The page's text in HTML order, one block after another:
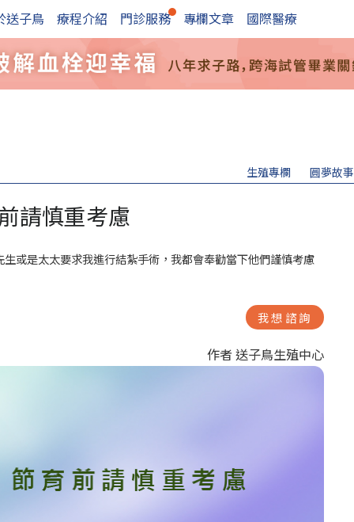
送子鳥 療程介紹 門診服務 專欄文章 國際醫療
生殖專欄 圓夢故事
請慎重考慮
或是太太要求我進行結紮手術，我都會奉勸當下他們謹慎考慮
我想諮詢
作者 送子鳥生殖中心